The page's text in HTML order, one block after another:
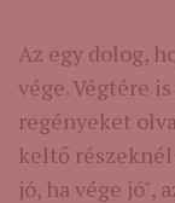
Az egy dolog,
vége. Végtére
regényeket
keltő
jó, ha vége jó",